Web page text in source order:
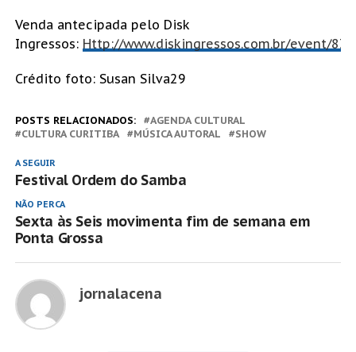
Venda antecipada pelo Disk
Ingressos: Http://www.diskingressos.com.br/event/
Crédito foto: Susan Silva29
POSTS RELACIONADOS:
AGENDA CULTURAL
CULTURA CURITIBA
MÚSICA AUTORAL SHOW
A SEGUIR
Festival Ordem do Samba
NÃO PERCA
Sexta às Seis movimenta fim de semana em
Ponta Grossa
jornalacena